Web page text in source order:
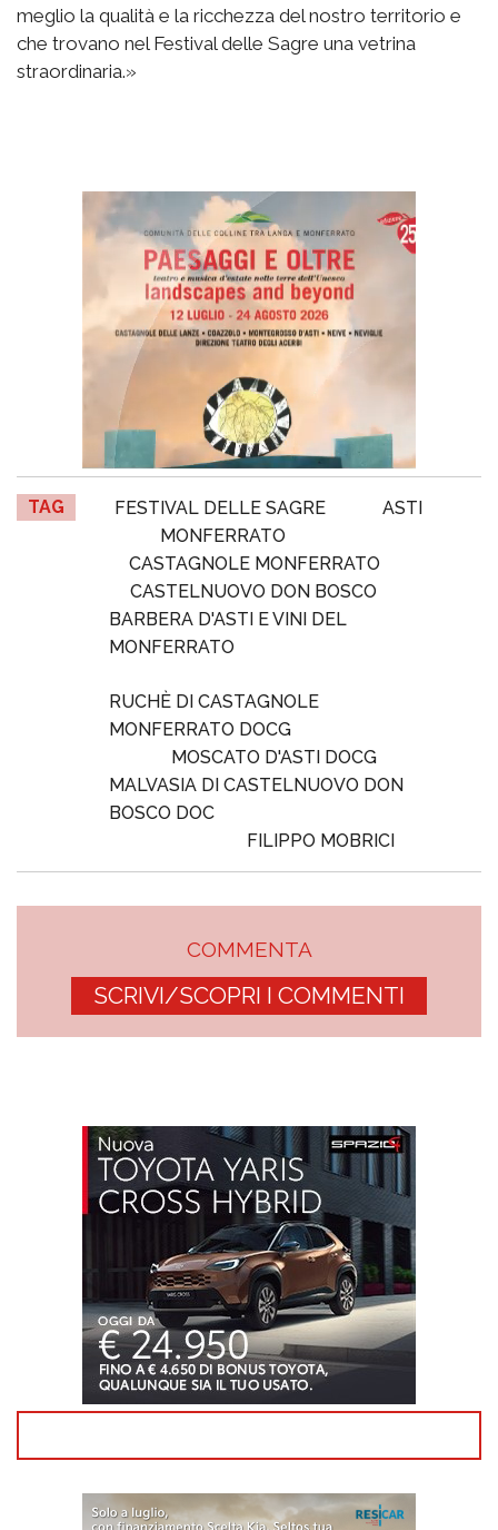
meglio la qualità e la ricchezza del nostro territorio e
che trovano nel Festival delle Sagre una vetrina
straordinaria.»
TAG FESTIVAL DELLE SAGRE
ASTI
MONFERRATO
CASTAGNOLE MONFERRATO
CASTELNUOVO DON BOSCO
BARBERA D'ASTI E VINI DEL
MONFERRATO
RUCHÈ DI CASTAGNOLE
MONFERRATO DOCG
MOSCATO D'ASTI DOCG
MALVASIA DI CASTELNUOVO DON
BOSCO DOC
FILIPPO MOBRICI
COMMENTA
SCRIVI/SCOPRI I COMMENTI